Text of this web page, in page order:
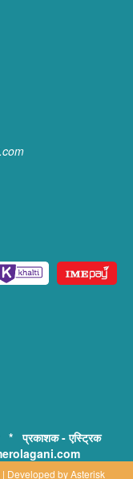
* प्रकाशक - एस्ट्रिक
Developed byAsterisk